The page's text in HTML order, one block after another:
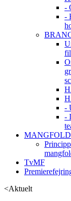
-
-
-
-
TvMF
<Aktuelt